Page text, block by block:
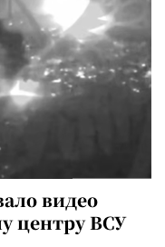
видео
центру ВСУ